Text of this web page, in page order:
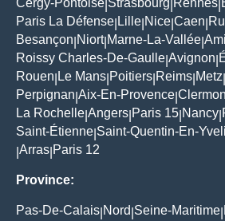
Cergy-Pontoise Strasbourg Rennes
Paris La Défense Lille Nice Caen
Besançon Niort| Marne-La-Vallée
Roissy Charles-De-Gaulle Avignon
Rouen Le Mans Poitiers Reims Metz
Perpignan Aix-En-Provence
La Rochelle Angers Paris 15 Nancy
Saint-Étienne Saint-Quentin-En-
Arras Paris 12
Province:
Pas-De-Calais Nord Seine-Maritime